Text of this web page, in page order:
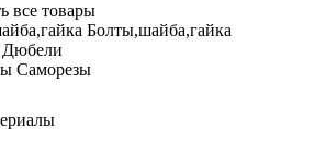
все товары
Болты,шайба,гайка
Дюбели
Саморезы